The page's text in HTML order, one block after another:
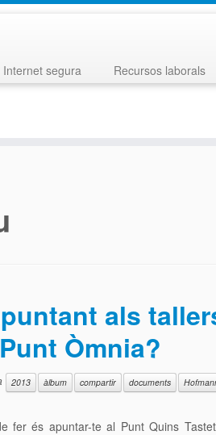
Internet segura Recursos laborals
als
Òmnia?
2013 àlbum compartir documents
fer és apuntar-te al Punt Quins